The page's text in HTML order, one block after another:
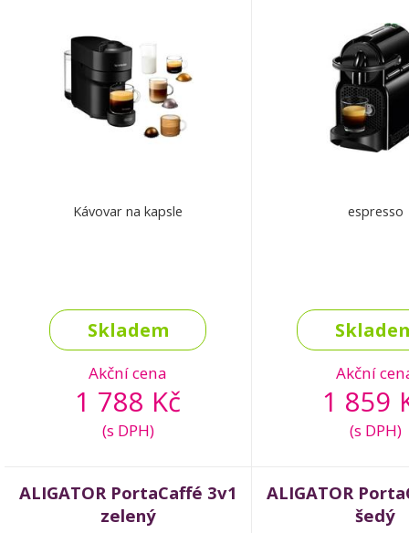
Kávovar na kapsle
Skladem
Akční cena
1 788 Kč
(s DPH)
espresso
Akční
1 859
(s DPH)
ALIGATOR PortaCaffé 3v1
zelený
ALIGATOR
šedý